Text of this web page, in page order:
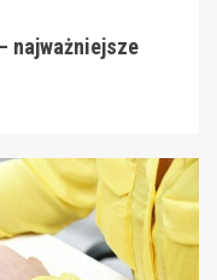
najważniejsze